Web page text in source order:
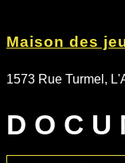
Maison des
1573 Rue Turmel,